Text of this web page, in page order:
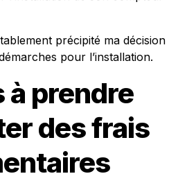
précipité ma décision
pour l’installation.
à prendre
des frais